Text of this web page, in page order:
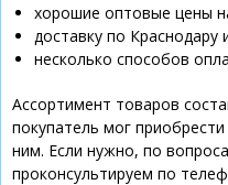
хорошие оптовые цены
доставку по Краснодару
несколько способов
Ассортимент товаров
покупатель мог
ним. Если нужно, по
проконсультируем по